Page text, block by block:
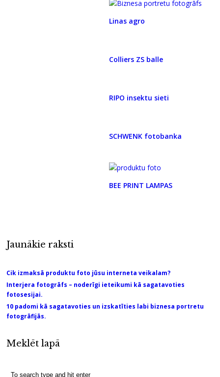
Linas agro
Colliers ZS balle
RIPO insektu sieti
SCHWENK fotobanka
BEE PRINT LAMPAS
Jaunākie raksti
Cik izmaksā produktu foto jūsu interneta veikalam?
Interjera fotogrāfs – noderīgi ieteikumi kā sagatavoties
fotosesijai.
10 padomi kā sagatavoties un izskatīties labi biznesa portretu
fotogrāfijās.
Meklēt lapā